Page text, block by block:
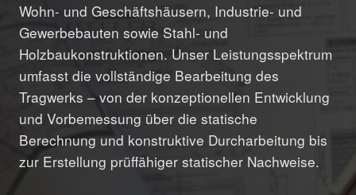
Wohn- und Geschäftshäusern, Industrie- und
Gewerbebauten sowie Stahl- und
Holzbaukonstruktionen. Unser Leistungsspektrum
umfasst die vollständige Bearbeitung des
Tragwerks – von der konzeptionellen Entwicklung
und Vorbemessung über die statische
Berechnung und konstruktive Durcharbeitung bis
zur Erstellung prüffähiger statischer Nachweise.